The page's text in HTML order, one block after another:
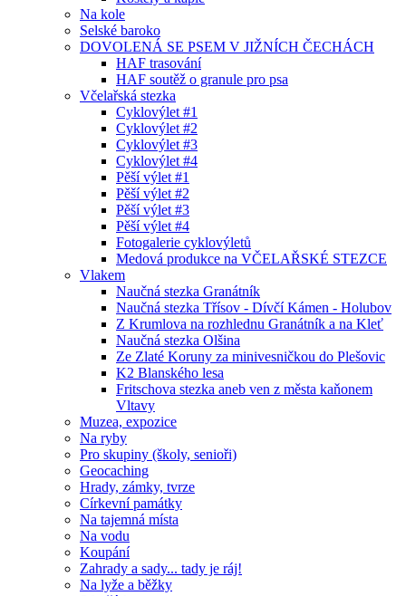
Na kole
Selské baroko
DOVOLENÁ SE PSEM V JIŽNÍCH ČECHÁCH
HAF trasování
HAF soutěž o granule pro psa
Včelařská stezka
Cyklovýlet #1
Cyklovýlet #2
Cyklovýlet #3
Cyklovýlet #4
Pěší výlet #1
Pěší výlet #2
Pěší výlet #3
Pěší výlet #4
Fotogalerie cyklovýletů
Medová produkce na VČELAŘSKÉ STEZCE
Vlakem
Naučná stezka Granátník
Naučná stezka Třísov - Dívčí Kámen - Holubov
Z Krumlova na rozhlednu Granátník a na Kleť
Naučná stezka Olšina
Ze Zlaté Koruny za minivesničkou do Plešovic
K2 Blanského lesa
Fritschova stezka aneb ven z města kaňonem
Vltavy
Muzea, expozice
Na ryby
Pro skupiny (školy, senioři)
Geocaching
Hrady, zámky, tvrze
Církevní památky
Na tajemná místa
Na vodu
Koupání
Zahrady a sady... tady je ráj!
Na lyže a běžky